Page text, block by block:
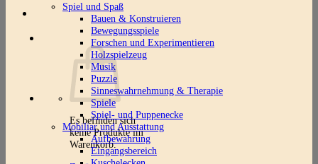
Es befinden sich
keine Produkte im
Warenkorb.
Spiel und Spaß
Bauen & Konstruieren
Bewegungsspiele
Forschen und Experimentieren
Holzspielzeug
Musik
Puzzle
Sinneswahrnehmung & Therapie
Spiele
Spiel- und Puppenecke
Mobiliar und Ausstattung
Aufbewahrung
Eingangsbereich